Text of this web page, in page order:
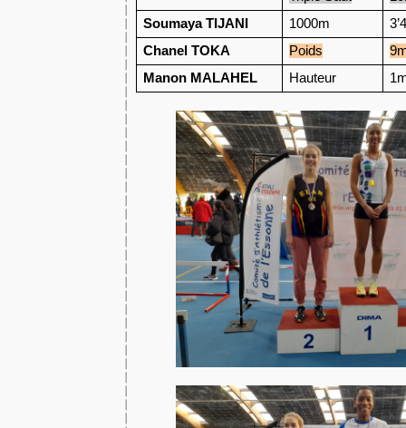
Soumaya TIJANI
1000m
Chanel TOKA
Poids
Manon MALAHEL
Hauteur